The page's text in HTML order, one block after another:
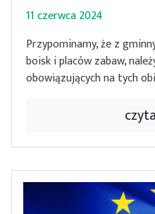
11 czerwca 2024
Przypominamy, że z
boisk i placów zabaw,
obowiązujących na tych